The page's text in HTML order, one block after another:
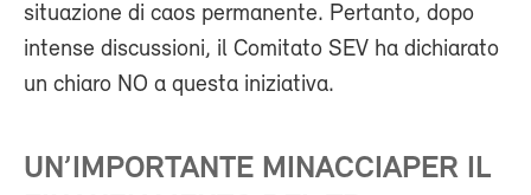
situazione di caos permanente. Pertanto, dopo
intense discussioni, il Comitato SEV ha dichiarato
un chiaro NO a questa iniziativa.
UN’IMPORTANTE MINACCIAPER IL